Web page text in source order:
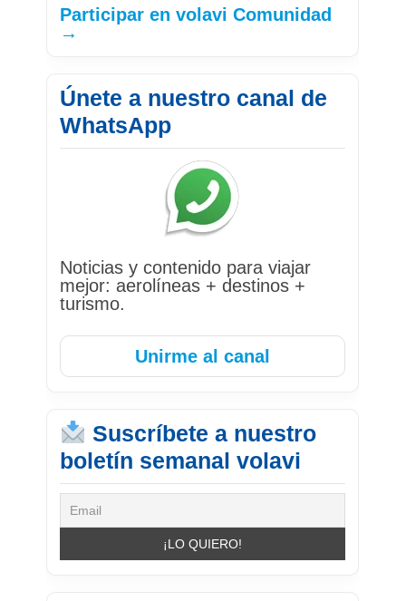
Participar en volavi Comunidad
→
Únete a nuestro canal de
WhatsApp
Noticias y contenido para viajar
mejor: aerolíneas + destinos +
turismo.
Unirme al canal
Suscríbete a nuestro
boletín semanal volavi